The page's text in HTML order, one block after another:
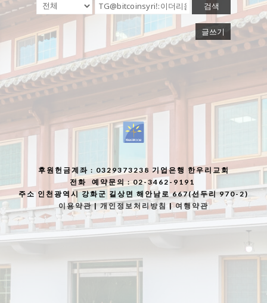
검색
글쓰기
후원헌금계좌 : 0329373238 기업은행 한우리교회
전화
예약문의 : 02-3462-9191
주소인천광역시 강화군 길상면 해안남로 667(선두리 970-2)
이용약관|개인정보처리방침 |여행약관